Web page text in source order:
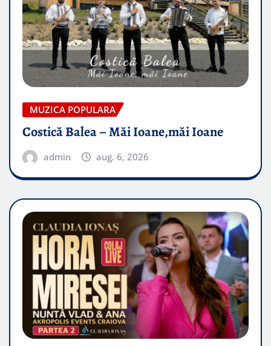
MUZICA POPULARA
Costică Balea – Măi Ioane,măi Ioane
admin aug. 6, 2026